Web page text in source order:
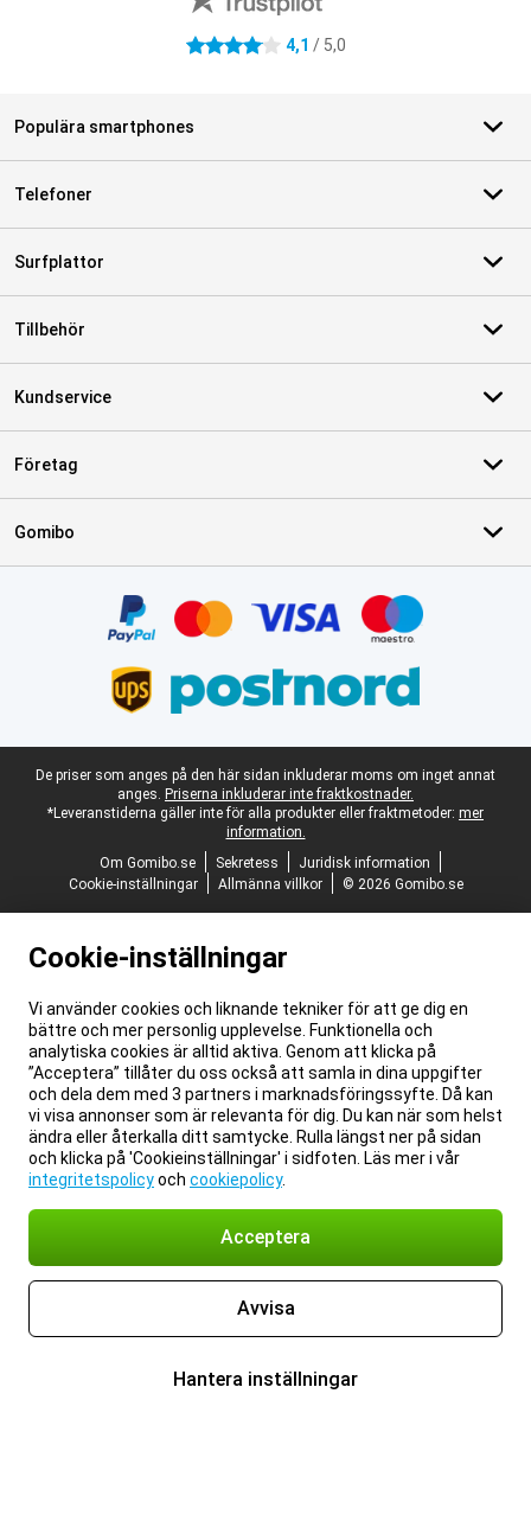
4.1 stjärnor 4,1 / 5,0
Populära smartphones
Telefoner
Surfplattor
Tillbehör
Kundservice
Företag
Gomibo
Juridisk fotnot
De priser som anges på den här sidan inkluderar moms om inget annat
anges. Priserna inkluderar inte fraktkostnader.
*Leveranstiderna gäller inte för alla produkter eller fraktmetoder: mer
information.
Om Gomibo.se
Sekretess
Juridisk information
Cookie-inställningar
Allmänna villkor © 2026 Gomibo.se
Cookie-inställningar
Vi använder cookies och liknande tekniker för att ge dig en
bättre och mer personlig upplevelse. Funktionella och
analytiska cookies är alltid aktiva. Genom att klicka på
”Acceptera” tillåter du oss också att samla in dina uppgifter
och dela dem med 3 partners i marknadsföringssyfte. Då kan
vi visa annonser som är relevanta för dig. Du kan när som helst
ändra eller återkalla ditt samtycke. Rulla längst ner på sidan
och klicka på 'Cookieinställningar' i sidfoten. Läs mer i vår
integritetspolicyoch cookiepolicy.
Acceptera
Avvisa
Hantera inställningar